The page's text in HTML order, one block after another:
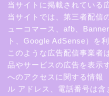
当サイトに掲載されている
当サイトでは、第三者配信
ューコマース、afb、
ト、Google AdSense）を
このような広告配信事業者
品やサービスの広告を表示
へのアクセスに関する情報
ル アドレス、電話番号は